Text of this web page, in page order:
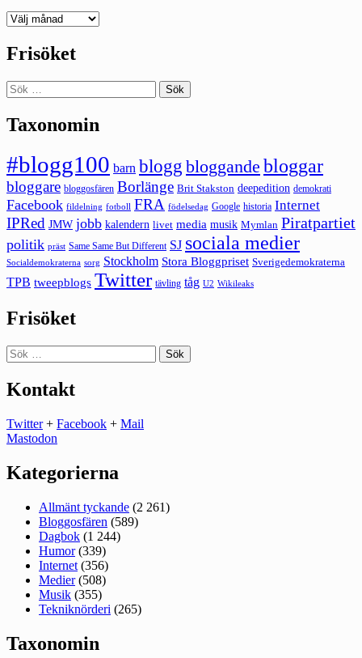
Deepedition
Frisöket
Sök
efter:
Taxonomin
#blogg100 barn blogg bloggande bloggar
bloggare bloggosfären Borlänge Brit Stakston deepedition demokrati
Facebook fildelning fotboll FRA födelsedag Google historia Internet
IPRed JMW jobb kalendern livet media musik Mymlan Piratpartiet
politik präst Same Same But Different SJ sociala medier
Socialdemokraterna sorg Stockholm Stora Bloggpriset Sverigedemokraterna
TPB tweepblogs Twitter tävling tåg U2 Wikileaks
Frisöket
Sök
efter:
Kontakt
Twitter+ Facebook + Mail
Mastodon
Kategorierna
Allmänt tyckande (2 261)
Bloggosfären (589)
Dagbok (1 244)
Humor(339)
Internet (356)
Medier(508)
Musik (355)
Tekniknörderi (265)
Taxonomin